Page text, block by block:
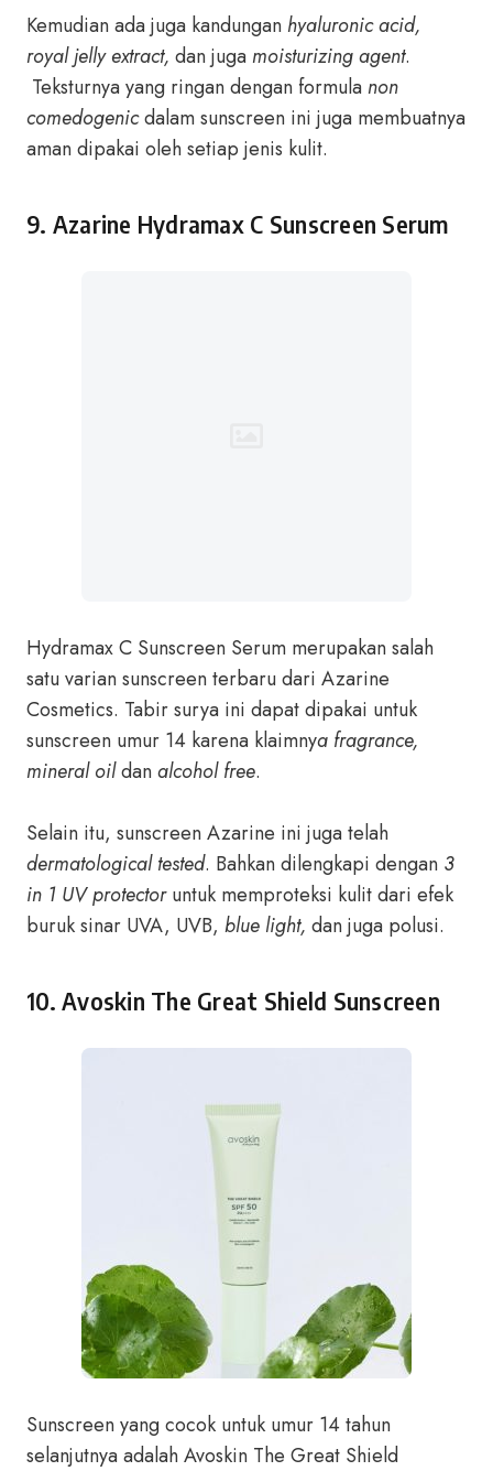
Kemudian ada juga kandungan hyaluronic acid,
royal jelly extract, dan jugamoisturizing agent.
Teksturnya yang ringan dengan formulanon
comedogenicdalam sunscreen ini juga membuatnya
aman dipakai oleh setiap jenis kulit.
9. Azarine Hydramax C Sunscreen Serum
Hydramax C Sunscreen Serum merupakan salah
satu varian sunscreen terbaru dari Azarine
Cosmetics. Tabir surya ini dapat dipakai untuk
sunscreen umur 14 karena klaimnya fragrance,
mineral oildanalcohol free.
Selain itu, sunscreen Azarine ini juga telah
dermatological tested. Bahkan dilengkapi dengan 3
in 1 UV protectoruntuk memproteksi kulit dari efek
buruk sinar UVA, UVB, blue light, dan juga polusi.
10. Avoskin The Great Shield Sunscreen
Sunscreen yang cocok untuk umur 14 tahun
selanjutnya adalah Avoskin The Great Shield